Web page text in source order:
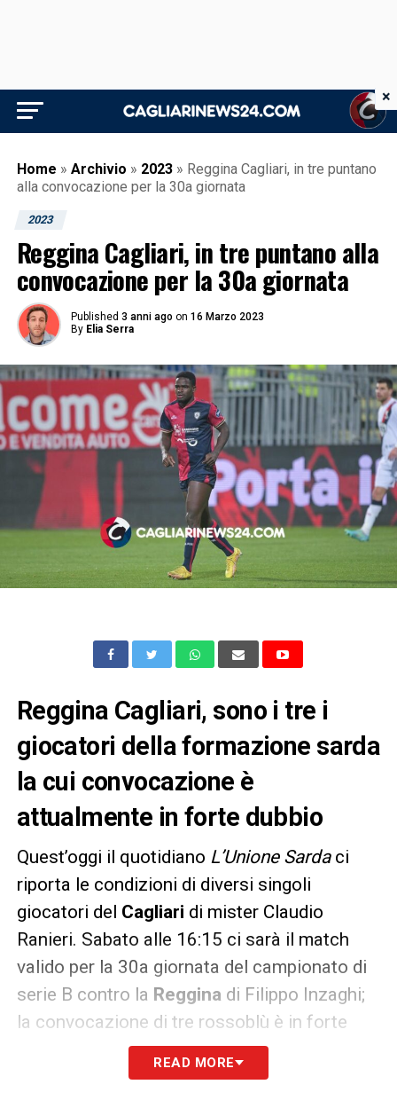
Home » Archivio » 2023 » Reggina Cagliari, in tre puntano
alla convocazione per la 30a giornata
2023
Reggina Cagliari, in tre puntano alla
convocazione per la 30a giornata
Published 3 anni ago on 16 Marzo 2023
By Elia Serra
Reggina Cagliari, sono i tre i
giocatori della formazione sarda
la cui convocazione è
attualmente in forte dubbio
Quest’oggi il quotidiano L’Unione Sardaci
riporta le condizioni di diversi singoli
giocatori del Cagliari di mister Claudio
Ranieri. Sabato alle 16:15 ci sarà il match
valido per la 30a giornata del campionato di
serie B contro la Reggina di Filippo Inzaghi;
la convocazione di tre rossoblù è in forte
READ MORE
×